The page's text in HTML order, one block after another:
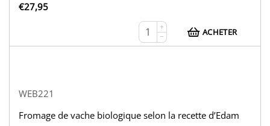
€27,95
+
−
ACHETER
WEB221
Fromage de vache biologique selon la recette d’Edam